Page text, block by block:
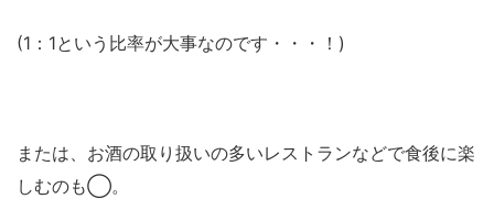
(1：1という比率が大事なのです・・・！)
または、お酒の取り扱いの多いレストランなどで食後に楽
しむのも◯。